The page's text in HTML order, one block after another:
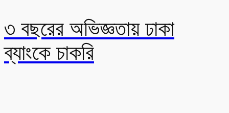
৩ বছরের অভিজ্ঞতায় ঢাকা
ব্যাংকে চাকরি